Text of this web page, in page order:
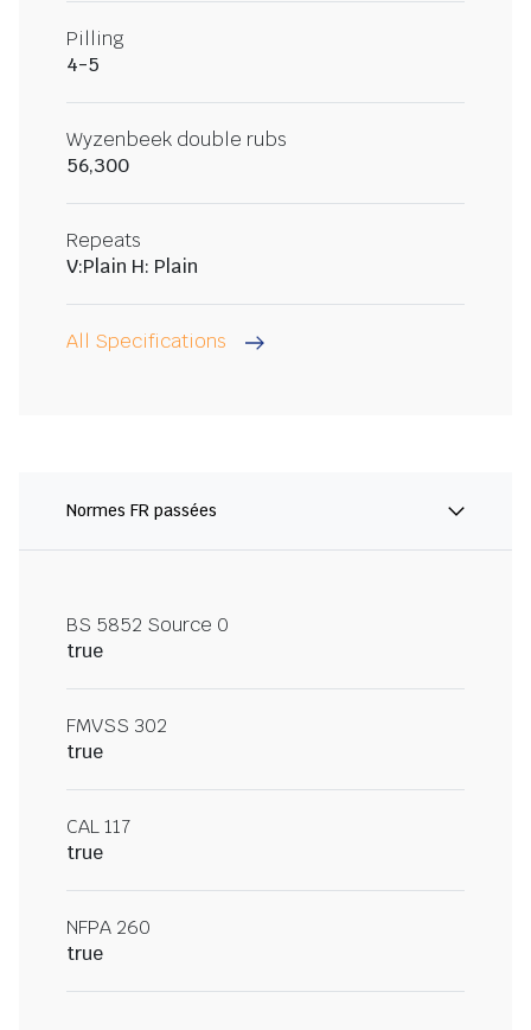
Pilling
4-5
Wyzenbeek double rubs
56,300
Repeats
V:Plain H: Plain
All Specifications
Normes FR passées
BS 5852 Source 0
true
FMVSS 302
true
CAL 117
true
NFPA 260
true